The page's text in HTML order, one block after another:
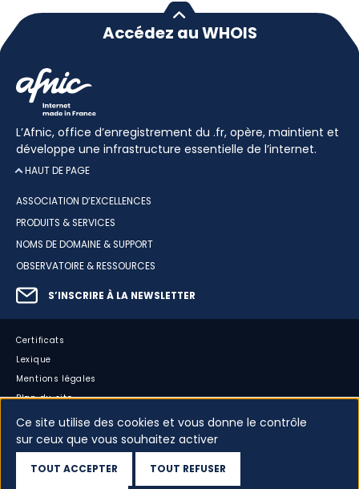
Accédez au WHOIS
L’Afnic, office d’enregistrement du .fr, opère, maintient et
développe une infrastructure essentielle de l’internet.
HAUT DE PAGE
ASSOCIATION D’EXCELLENCES
PRODUITS & SERVICES
NOMS DE DOMAINE & SUPPORT
OBSERVATOIRE & RESSOURCES
S’INSCRIRE À LA NEWSLETTER
Certificats
Lexique
Mentions légales
Plan du site
Accessibilité : partiellement conforme
Cookies
Dispositif d’alerte
Ce site utilise des cookies et vous donne le contrôle
sur ceux que vous souhaitez activer
TOUT ACCEPTER TOUT REFUSER